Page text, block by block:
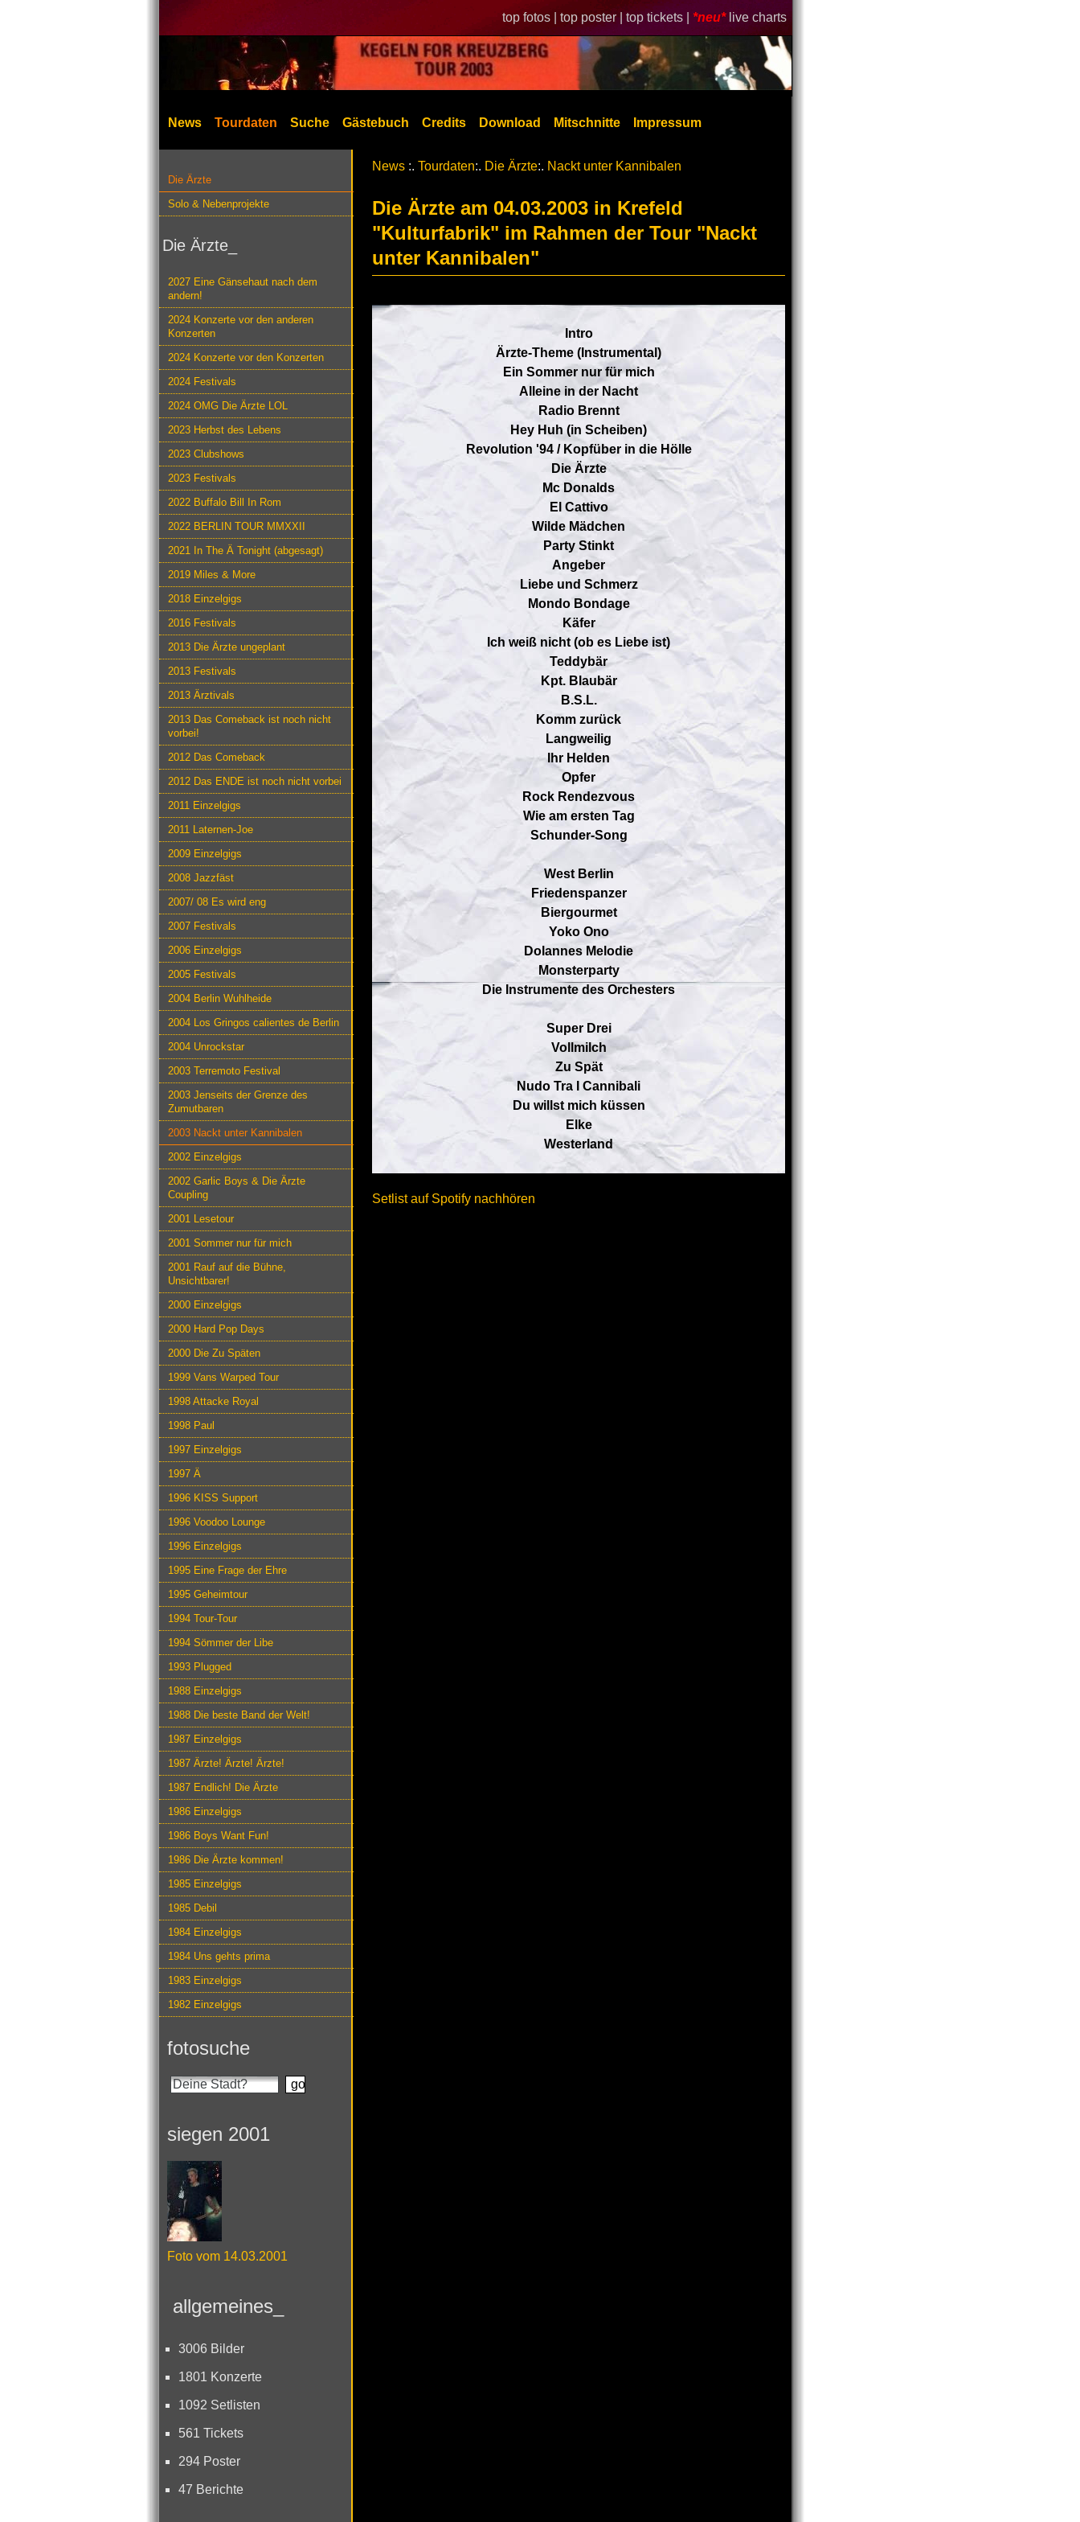
top fotos | top poster | top tickets | *neu* live charts
News Tourdaten Suche Gästebuch Credits Download Mitschnitte Impressum
Die Ärzte
Solo & Nebenprojekte
Die Ärzte_
2027 Eine Gänsehaut nach dem
andern!
2024 Konzerte vor den anderen
Konzerten
2024 Konzerte vor den Konzerten
2024 Festivals
2024 OMG Die Ärzte LOL
2023 Herbst des Lebens
2023 Clubshows
2023 Festivals
2022 Buffalo Bill In Rom
2022 BERLIN TOUR MMXXII
2021 In The Ä Tonight (abgesagt)
2019 Miles & More
2018 Einzelgigs
2016 Festivals
2013 Die Ärzte ungeplant
2013 Festivals
2013 Ärztivals
2013 Das Comeback ist noch nicht
vorbei!
2012 Das Comeback
2012 Das ENDE ist noch nicht vorbei
2011 Einzelgigs
2011 Laternen-Joe
2009 Einzelgigs
2008 Jazzfäst
2007/ 08 Es wird eng
2007 Festivals
2006 Einzelgigs
2005 Festivals
2004 Berlin Wuhlheide
2004 Los Gringos calientes de Berlin
2004 Unrockstar
2003 Terremoto Festival
2003 Jenseits der Grenze des
Zumutbaren
2003 Nackt unter Kannibalen
2002 Einzelgigs
2002 Garlic Boys & Die Ärzte
Coupling
2001 Lesetour
2001 Sommer nur für mich
2001 Rauf auf die Bühne,
Unsichtbarer!
2000 Einzelgigs
2000 Hard Pop Days
2000 Die Zu Späten
1999 Vans Warped Tour
1998 Attacke Royal
1998 Paul
1997 Einzelgigs
1997 Ä
1996 KISS Support
1996 Voodoo Lounge
1996 Einzelgigs
1995 Eine Frage der Ehre
1995 Geheimtour
1994 Tour-Tour
1994 Sömmer der Libe
1993 Plugged
1988 Einzelgigs
1988 Die beste Band der Welt!
1987 Einzelgigs
1987 Ärzte! Ärzte! Ärzte!
1987 Endlich! Die Ärzte
1986 Einzelgigs
1986 Boys Want Fun!
1986 Die Ärzte kommen!
1985 Einzelgigs
1985 Debil
1984 Einzelgigs
1984 Uns gehts prima
1983 Einzelgigs
1982 Einzelgigs
fotosuche
siegen 2001
Foto vom 14.03.2001
allgemeines_
3006 Bilder
1801 Konzerte
1092 Setlisten
561 Tickets
294 Poster
47 Berichte
News :. Tourdaten:. Die Ärzte:. Nackt unter Kannibalen
Die Ärzte am 04.03.2003 in Krefeld
"Kulturfabrik" im Rahmen der Tour "Nackt
unter Kannibalen"
Intro
Ärzte-Theme (Instrumental)
Ein Sommer nur für mich
Alleine in der Nacht
Radio Brennt
Hey Huh (in Scheiben)
Revolution '94 / Kopfüber in die Hölle
Die Ärzte
Mc Donalds
El Cattivo
Wilde Mädchen
Party Stinkt
Angeber
Liebe und Schmerz
Mondo Bondage
Käfer
Ich weiß nicht (ob es Liebe ist)
Teddybär
Kpt. Blaubär
B.S.L.
Komm zurück
Langweilig
Ihr Helden
Opfer
Rock Rendezvous
Wie am ersten Tag
Schunder-Song
West Berlin
Friedenspanzer
Biergourmet
Yoko Ono
Dolannes Melodie
Monsterparty
Die Instrumente des Orchesters
Super Drei
Vollmilch
Zu Spät
Nudo Tra I Cannibali
Du willst mich küssen
Elke
Westerland
Setlist auf Spotify nachhören